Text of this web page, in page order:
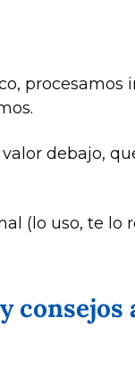
procesamos
debajo,
(lo uso, te lo
consejos